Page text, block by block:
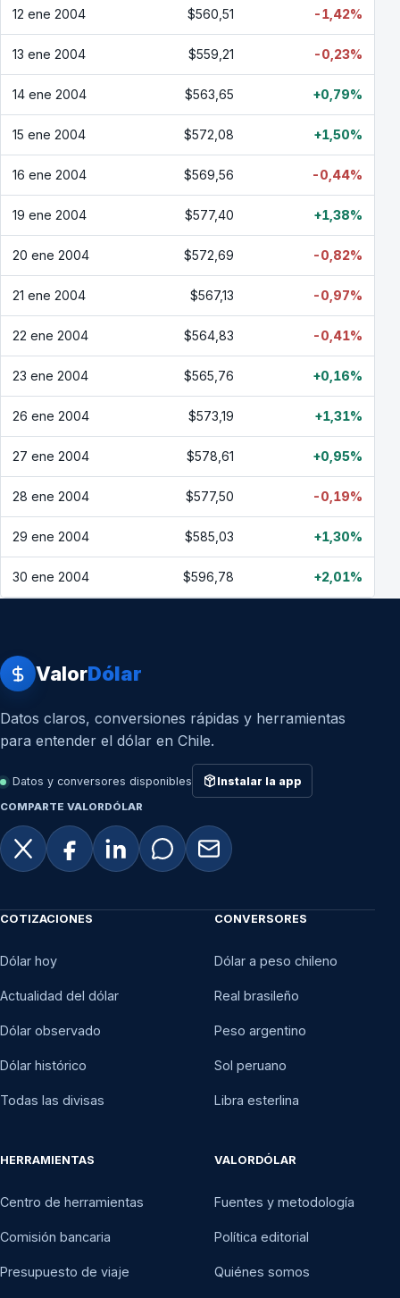
12 ene 2004 $560,51 -1,42%
13 ene 2004 $559,21 -0,23%
14 ene 2004 $563,65 +0,79%
15 ene 2004 $572,08 +1,50%
16 ene 2004 $569,56 -0,44%
19 ene 2004 $577,40 +1,38%
20 ene 2004 $572,69 -0,82%
21 ene 2004 $567,13 -0,97%
22 ene 2004 $564,83 -0,41%
23 ene 2004 $565,76 +0,16%
26 ene 2004 $573,19 +1,31%
27 ene 2004 $578,61 +0,95%
28 ene 2004 $577,50 -0,19%
29 ene 2004 $585,03 +1,30%
30 ene 2004 $596,78 +2,01%
ValorDólar
Datos claros, conversiones rápidas y herramientas
para entender el dólar en Chile.
Datos y conversores disponibles Instalar la app
COMPARTE VALORDÓLAR
COTIZACIONES
Dólar hoy
Actualidad del dólar
Dólar observado
Dólar histórico
Todas las divisas
CONVERSORES
Dólar a peso chileno
Real brasileño
Peso argentino
Sol peruano
Libra esterlina
HERRAMIENTAS
Centro de herramientas
Comisión bancaria
Presupuesto de viaje
VALORDÓLAR
Fuentes y metodología
Política editorial
Quiénes somos